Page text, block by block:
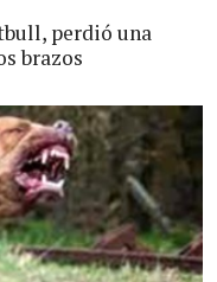
perdió una
brazos